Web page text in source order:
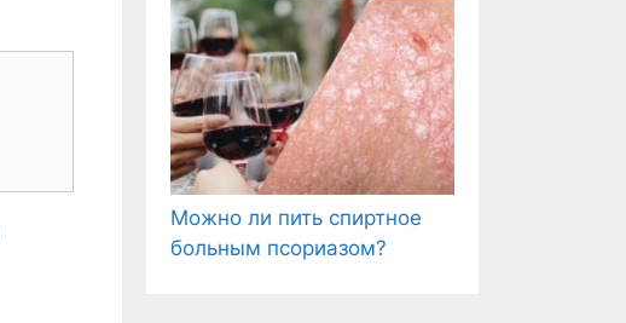
Можно ли пить спиртное
больным псориазом?